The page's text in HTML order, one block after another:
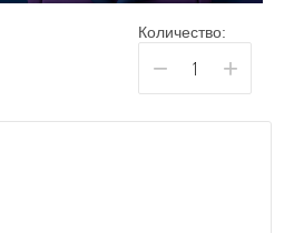
Количество:
− +